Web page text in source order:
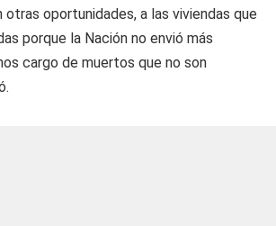
otras oportunidades, a las viviendas que
porque la Nación no envió más
cargo de muertos que no son